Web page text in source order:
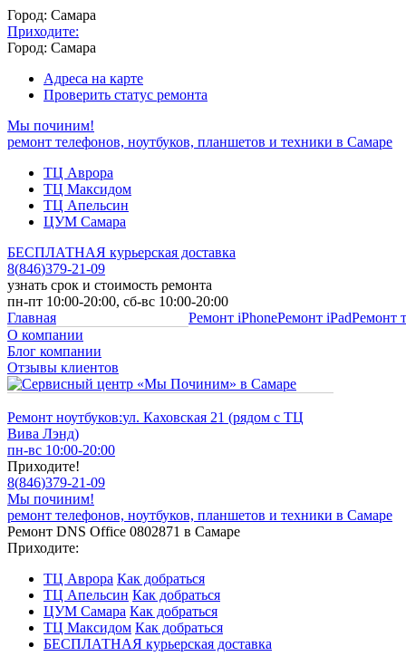
Город: Самара
Приходите:
Город: Самара
Адреса на карте
Проверить статус ремонта
Мы починим!
ремонт телефонов, ноутбуков, планшетов и техники в Самаре
ТЦ Аврора
ТЦ Максидом
ТЦ Апельсин
ЦУМ Самара
БЕСПЛАТНАЯ курьерская доставка
8(846)379-21-09
узнать срок и стоимость ремонта
пн-пт 10:00-20:00, сб-вс 10:00-20:00
Главная
О компании
Блог компании
Отзывы клиентов
Ремонт iPhoneРемонт iPadРемонт
Ремонт ноутбуков:ул. Каховская 21 (рядом с ТЦ
Вива Лэнд)
пн-вс 10:00-20:00
Приходите!
8(846)379-21-09
Мы починим!
ремонт телефонов, ноутбуков, планшетов и техники в Самаре
Ремонт DNS Office 0802871 в Самаре
Приходите:
ТЦ Аврора Как добраться
ТЦ Апельсин Как добраться
ЦУМ Самара Как добраться
ТЦ Максидом Как добраться
БЕСПЛАТНАЯ курьерская доставка